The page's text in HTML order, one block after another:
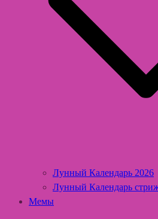
Лунный Календарь 2026
Лунный Календарь
Мемы